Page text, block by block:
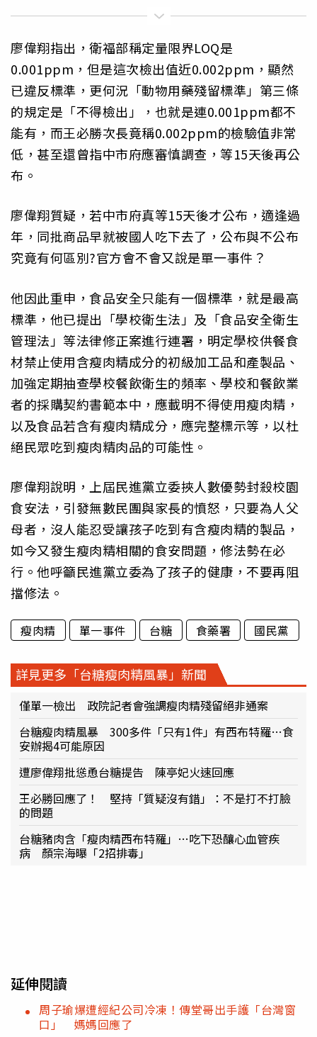
廖偉翔指出，衛福部稱定量限界LOQ是
0.001ppm，但是這次檢出值近0.002ppm，顯然
已違反標準，更何況「動物用藥殘留標準」第三條
的規定是「不得檢出」，也就是連0.001ppm都不
能有，而王必勝次長竟稱0.002ppm的檢驗值非常
低，甚至還曾指中市府應審慎調查，等15天後再公
布。
廖偉翔質疑，若中市府真等15天後才公布，適逢過
年，同批商品早就被國人吃下去了，公布與不公布
究竟有何區別?官方會不會又說是單一事件？
他因此重申，食品安全只能有一個標準，就是最高
標準，他已提出「學校衛生法」及「食品安全衛生
管理法」等法律修正案進行連署，明定學校供餐食
材禁止使用含瘦肉精成分的初級加工品和產製品、
加強定期抽查學校餐飲衛生的頻率、學校和餐飲業
者的採購契約書範本中，應載明不得使用瘦肉精，
以及食品若含有瘦肉精成分，應完整標示等，以杜
絕民眾吃到瘦肉精肉品的可能性。
廖偉翔說明，上屆民進黨立委挾人數優勢封殺校園
食安法，引發無數民團與家長的憤怒，只要為人父
母者，沒人能忍受讓孩子吃到有含瘦肉精的製品，
如今又發生瘦肉精相關的食安問題，修法勢在必
行。他呼籲民進黨立委為了孩子的健康，不要再阻
擋修法。
瘦肉精 單一事件 台糖 食藥署 國民黨
詳見更多「台糖瘦肉精風暴」新聞
僅單一檢出 政院記者會強調瘦肉精殘留絕非通案
台糖瘦肉精風暴 300多件「只有1件」有西布特羅…食
安辦揭4可能原因
遭廖偉翔批慫恿台糖提告 陳亭妃火速回應
王必勝回應了！ 堅持「質疑沒有錯」：不是打不打臉
的問題
台糖豬肉含「瘦肉精西布特羅」…吃下恐釀心血管疾
病 顏宗海曝「2招排毒」
延伸閱讀
周子瑜爆遭經紀公司冷凍！傳堂哥出手護「台灣窗
口」 媽媽回應了